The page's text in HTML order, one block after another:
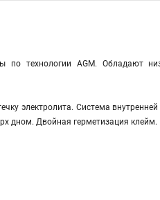
по технологии AGM. Обладают
электролита. Система
дном. Двойная герметизация клейм.